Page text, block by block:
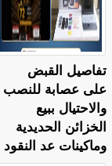
تفاصيل القبض
على عصابة للنصب
والاحتيال ببيع
الخزائن الحديدية
وماكينات عد النقود